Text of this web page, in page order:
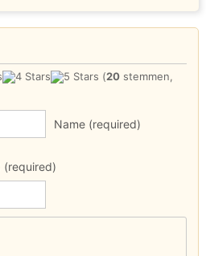
(20 stemmen,
Name (required)
(required)